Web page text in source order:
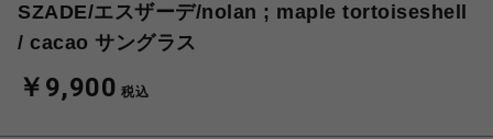
SZADE/エスザーデ/nolan ; maple tortoiseshell
/ cacao サングラス
￥9,900 税込